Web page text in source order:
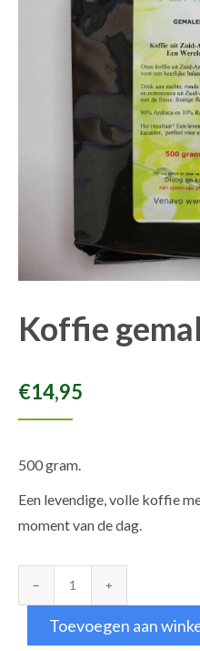
Koffie
€14,95
500 gram.
Een levendige, volle koffie
moment van de dag.
gemalen
aantalToevoegen aan